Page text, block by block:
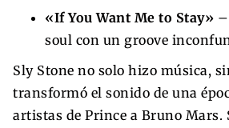
«If You Want Me to Stay»
soul con un groove
Sly Stone no solo hizo música,
transformó el sonido de una
artistas de Prince a Bruno Mars.